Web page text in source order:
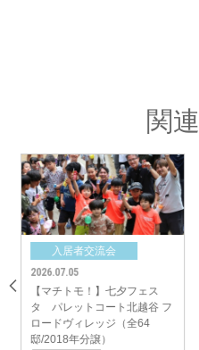
関
入居者交流会
チトモ！】第11回マチト
別企画「マチトモカップ
夏まつり」
【
パ
ル